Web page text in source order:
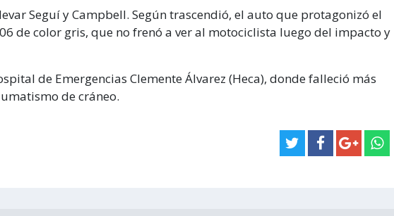
Seguí y Campbell. Según trascendió, el auto que protagonizó el
de color gris, que no frenó a ver al motociclista luego del impacto y
de Emergencias Clemente Álvarez (Heca), donde falleció más
de cráneo.